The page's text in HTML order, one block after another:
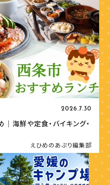
2026.7.30
海鮮や定食・バイキング・
えひめのあぷり編集部